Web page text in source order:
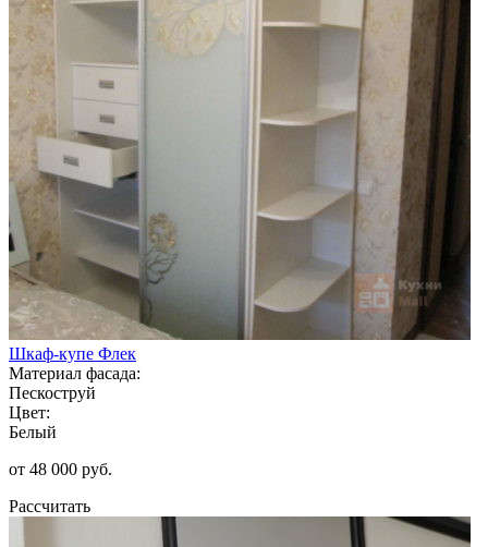
Шкаф-купе Флек
Материал фасада:
Пескоструй
Цвет:
Белый
от 48 000 руб.
Рассчитать